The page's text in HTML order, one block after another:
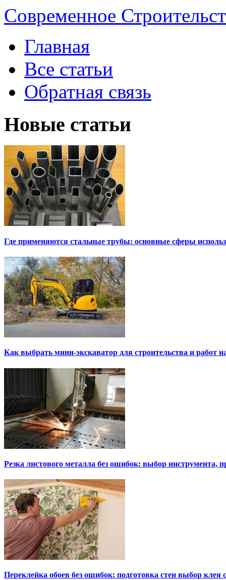
Современное
Главная
Все статьи
Обратная связь
Новые статьи
Где применяются стальные трубы: основные сферы
Как выбрать мини-экскаватор для строительства и работ
Резка листового металла без ошибок: выбор инструмента,
Переклейка обоев без ошибок: подготовка стен выбор клея